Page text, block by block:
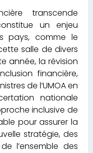
transcende
un enjeu
pays, comme le
salle de divers
année, la révision
financière,
de l’UMOA en
nationale
inclusive de
pour assurer la
stratégie, des
l’ensemble des